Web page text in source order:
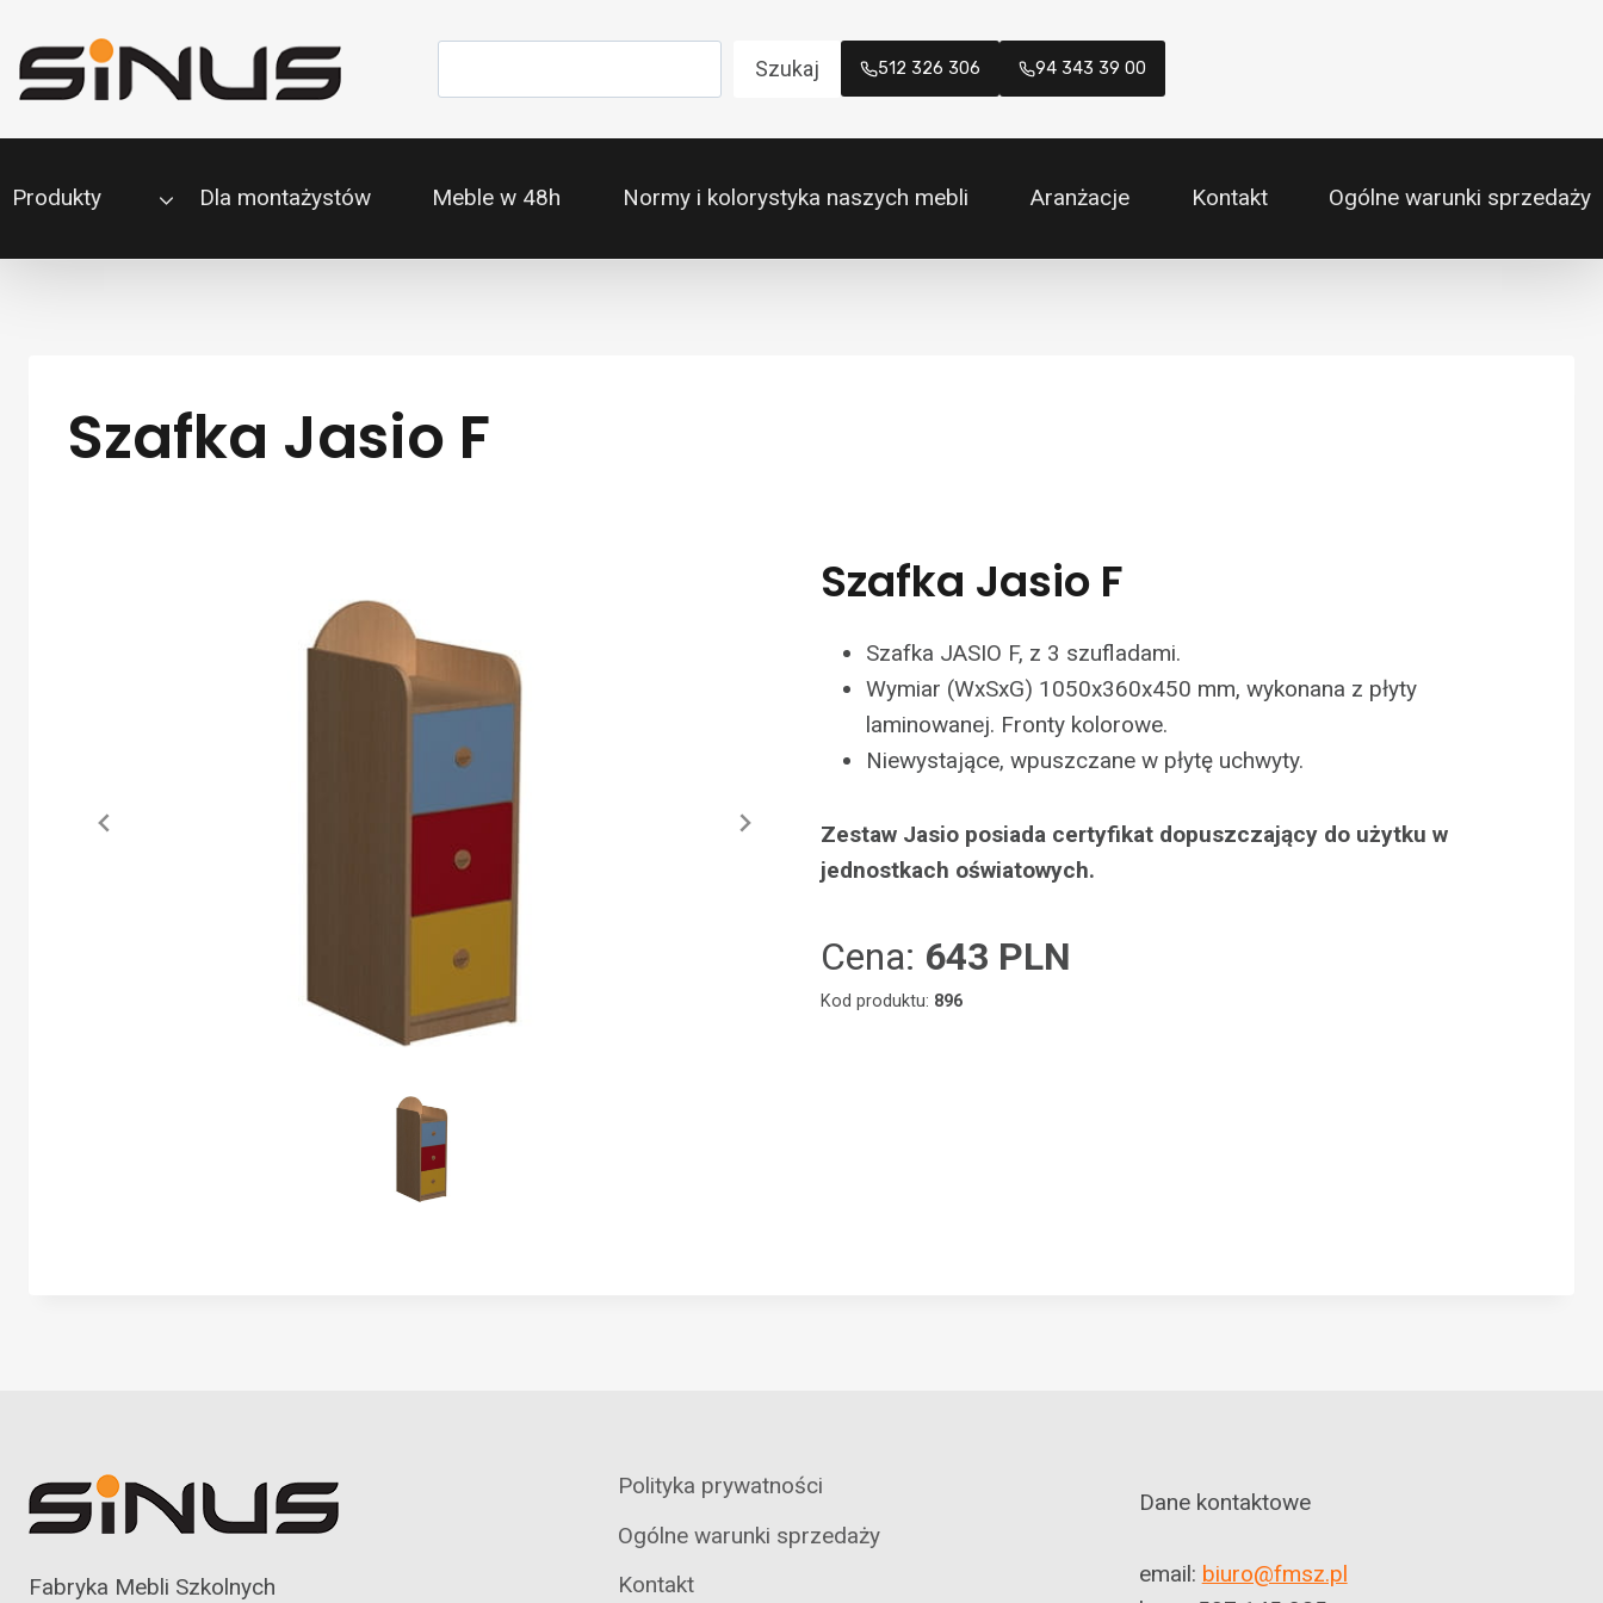
do
treści
Szukaj 512 326 306 94 343 39 00
Produkty Dla montażystów Meble w 48h Normy i kolorystyka naszych mebli Aranżacje Kontakt Ogólne warunki sprzedaży
Szafka Jasio F
Szafka Jasio F
Szafka JASIO F, z 3 szufladami.
Wymiar (WxSxG) 1050x360x450 mm, wykonana z płyty
laminowanej. Fronty kolorowe.
Niewystające, wpuszczane w płytę uchwyty.
Zestaw Jasio posiada certyfikat dopuszczający do użytku w
jednostkach oświatowych.
Cena: 643 PLN
Kod produktu: 896
Fabryka Mebli Szkolnych
Polityka prywatności
Ogólne warunki sprzedaży
Kontakt
Dane kontaktowe
email: biuro@fmsz.pl